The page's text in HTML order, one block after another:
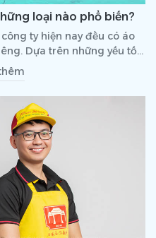
loại nào phổ biến?
ty hiện nay đều có áo
Dựa trên những yếu tố
sẽ quyết định lựa chọn thiết
Vậy bạn có biết những
đang phổ biến hiện nay